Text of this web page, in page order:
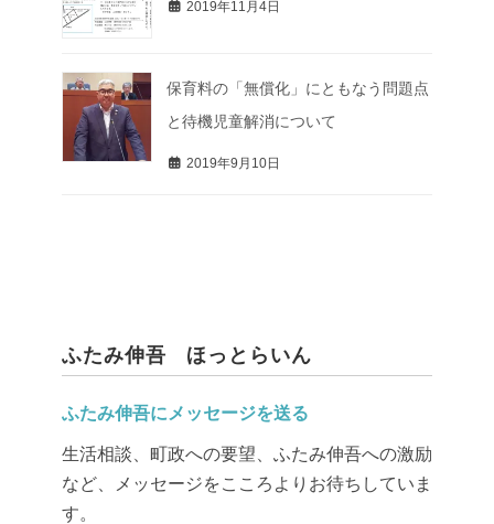
2019年11月4日
保育料の「無償化」にともなう問題点
と待機児童解消について
2019年9月10日
ふたみ伸吾 ほっとらいん
ふたみ伸吾にメッセージを送る
生活相談、町政への要望、ふたみ伸吾への激励
など、メッセージをこころよりお待ちしていま
す。